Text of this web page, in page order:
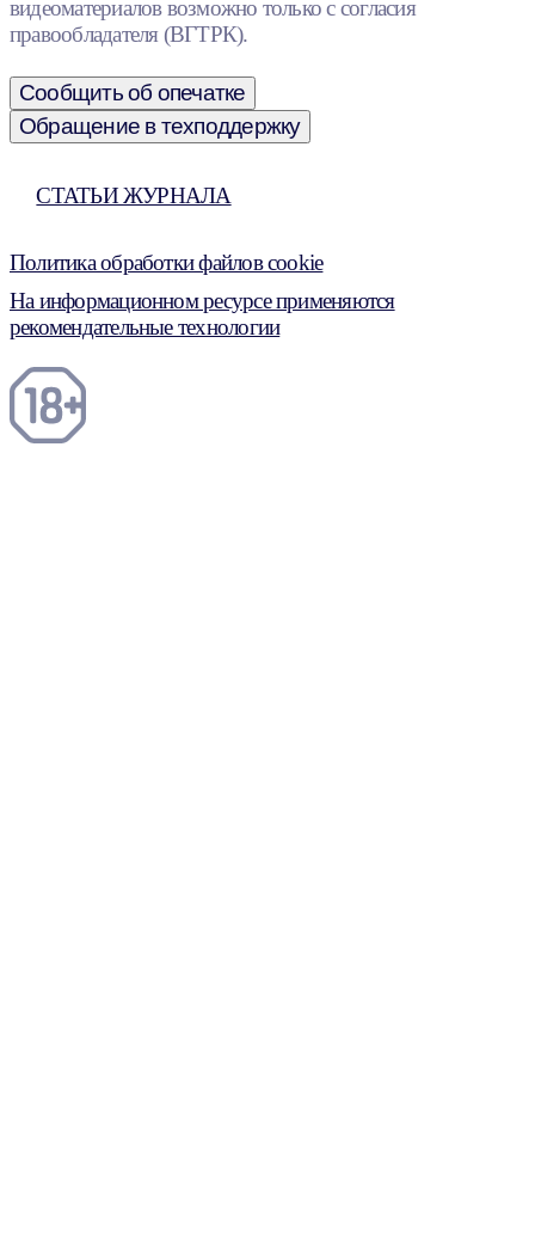
видеоматериалов возможно только с согласия
правообладателя (ВГТРК).
Сообщить об опечатке
Обращение в техподдержку
СТАТЬИ ЖУРНАЛА
Политика обработки файлов cookie
На информационном ресурсе применяются
рекомендательные технологии